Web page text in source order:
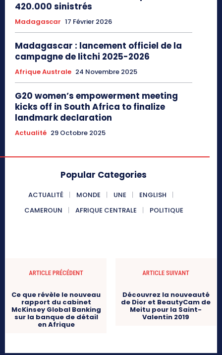
420.000 sinistrés
Madagascar 17 Février 2026
Madagascar : lancement officiel de la
campagne de litchi 2025-2026
Afrique Australe 24 Novembre 2025
G20 women’s empowerment meeting
kicks off in South Africa to finalize
landmark declaration
Actualité 29 Octobre 2025
Popular Categories
ACTUALITÉ MONDE UNE
ENGLISH
CAMEROUN
AFRIQUE CENTRALE POLITIQUE
ARTICLE PRÉCÉDENT
Ce que révèle le nouveau
rapport du cabinet
McKinsey Global Banking
sur la banque de détail
en Afrique
ARTICLE SUIVANT
Découvrez la nouveauté
de Dior et BeautyCam de
Meitu pour la Saint-
Valentin 2019